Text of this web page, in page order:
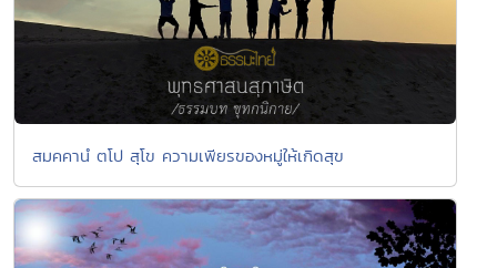
สมคคานํ ตโป สุโข ความเพียรของหมู่ให้เกิดสุข